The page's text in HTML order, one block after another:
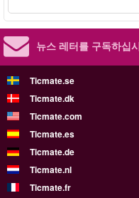
뉴스 레터를 구독하십
Ticmate.se
Ticmate.dk
Ticmate.com
Ticmate.es
Ticmate.de
Ticmate.nl
Ticmate.fr